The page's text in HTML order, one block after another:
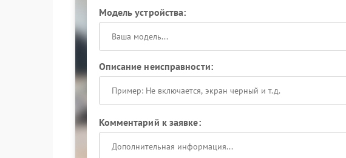
Модель устройства:
Описание неисправности:
Комментарий к заявке: